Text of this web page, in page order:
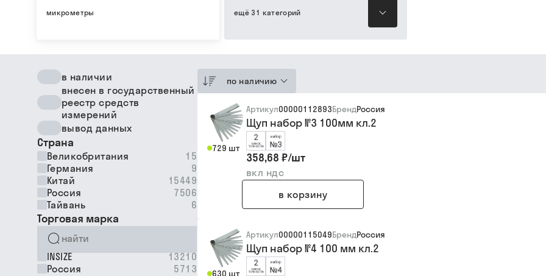
микрометры ещё 31 категорий
в наличии
внесен в государственный
реестр средств
измерений
вывод данных
Страна
Великобритания
15
Германия
9
Китай
15449
Россия
7506
Тайвань
6
Торговая марка
INSIZE
13210
Россия
5713
по наличию
729 шт
Артикул00000112893БрендРоссия
Щуп набор №3 100мм кл.2
358,68 ₽/шт
вкл ндс
в корзину
630 шт
Артикул00000115049БрендРоссия
Щуп набор №4 100 мм кл.2